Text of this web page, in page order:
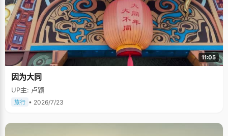
11:05
因为大同
UP主: 卢颖
旅行 • 2026/7/23